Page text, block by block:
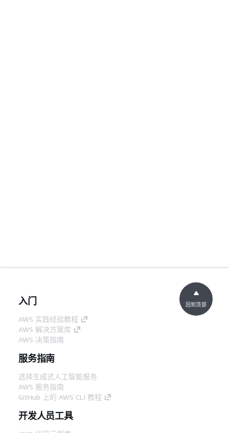
入门
AWS 实践经验教程
AWS 解决方案库
AWS 决策指南
服务指南
选择生成式人工智能服务
AWS 服务指南
GitHub 上的 AWS CLI 教程
开发人员工具
回到顶部